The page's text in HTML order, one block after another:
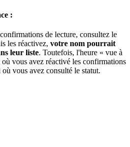
:
de lecture, consultez le
les réactivez, votre nom pourrait
leur liste. Toutefois, l'heure « vue à
vous avez réactivé les confirmations
vous avez consulté le statut.